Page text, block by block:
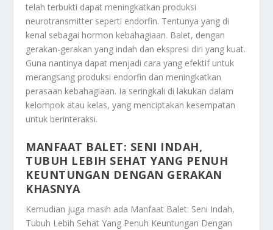
telah terbukti dapat meningkatkan produksi
neurotransmitter seperti endorfin. Tentunya yang di
kenal sebagai hormon kebahagiaan. Balet, dengan
gerakan-gerakan yang indah dan ekspresi diri yang kuat.
Guna nantinya dapat menjadi cara yang efektif untuk
merangsang produksi endorfin dan meningkatkan
perasaan kebahagiaan. Ia seringkali di lakukan dalam
kelompok atau kelas, yang menciptakan kesempatan
untuk berinteraksi.
MANFAAT BALET: SENI INDAH,
TUBUH LEBIH SEHAT YANG PENUH
KEUNTUNGAN DENGAN GERAKAN
KHASNYA
Kemudian juga masih ada Manfaat Balet: Seni Indah,
Tubuh Lebih Sehat Yang Penuh Keuntungan Dengan